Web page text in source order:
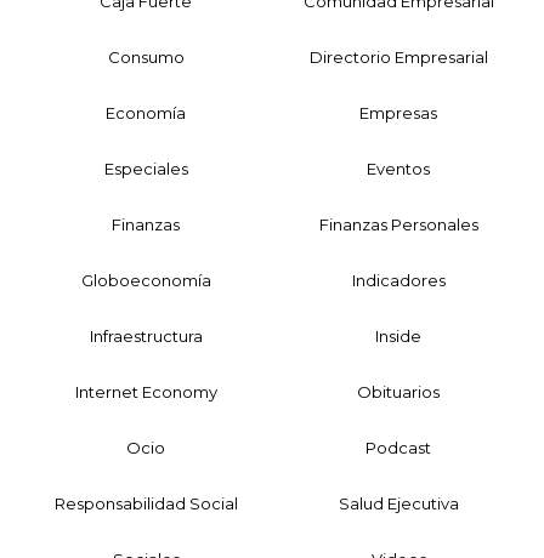
Consumo Directorio Empresarial
Economía Empresas
Especiales Eventos
Finanzas Finanzas Personales
Globoeconomía Indicadores
Infraestructura Inside
Internet Economy Obituarios
Ocio Podcast
Responsabilidad Social Salud Ejecutiva